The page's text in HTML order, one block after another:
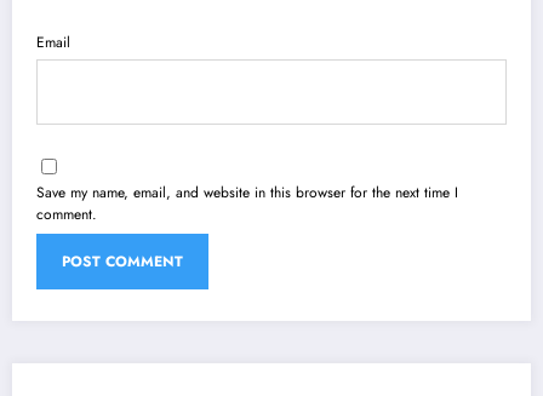
Email
Save my name, email, and website in this browser for the next time I
comment.